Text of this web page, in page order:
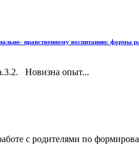
нравственному воспитанию: формы
Новизна опыт...
с родителями по